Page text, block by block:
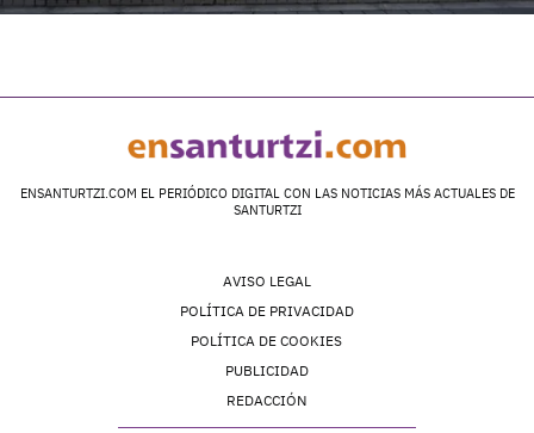
ENSANTURTZI.COM EL PERIÓDICO DIGITAL CON LAS NOTICIAS MÁS ACTUALES DE
SANTURTZI
AVISO LEGAL
POLÍTICA DE PRIVACIDAD
POLÍTICA DE COOKIES
PUBLICIDAD
REDACCIÓN